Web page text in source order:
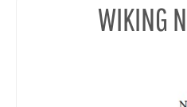
WIKING